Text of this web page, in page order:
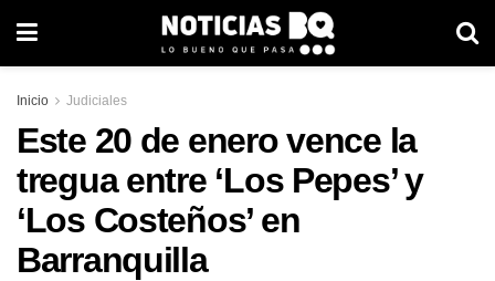
Inicio Judiciales
Este 20 de enero vence la
tregua entre ‘Los Pepes’ y
‘Los Costeños’ en
Barranquilla